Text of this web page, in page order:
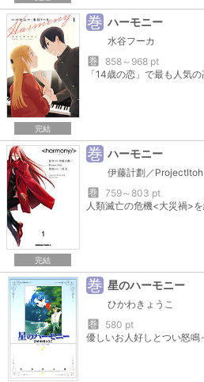
完結
巻 ハーモニー
水谷フーカ
巻
858～968 pt
完結
巻 ハーモニー
伊藤計劃／ProjectItoh
巻
759～803 pt
巻 星のハーモニー
ひかわきょうこ
巻
580 pt